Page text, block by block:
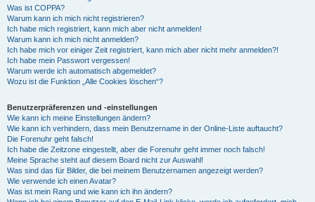
Was ist COPPA?
Warum kann ich mich nicht registrieren?
Ich habe mich registriert, kann mich aber nicht anmelden!
Warum kann ich mich nicht anmelden?
Ich habe mich vor einiger Zeit registriert, kann mich aber nicht mehr anmelden?!
Ich habe mein Passwort vergessen!
Warum werde ich automatisch abgemeldet?
Wozu ist die Funktion „Alle Cookies löschen“?
Benutzerpräferenzen und -einstellungen
Wie kann ich meine Einstellungen ändern?
Wie kann ich verhindern, dass mein Benutzername in der Online-Liste auftaucht?
Die Forenuhr geht falsch!
Ich habe die Zeitzone eingestellt, aber die Forenuhr geht immer noch falsch!
Meine Sprache steht auf diesem Board nicht zur Auswahl!
Was sind das für Bilder, die bei meinem Benutzernamen angezeigt werden?
Wie verwende ich einen Avatar?
Was ist mein Rang und wie kann ich ihn ändern?